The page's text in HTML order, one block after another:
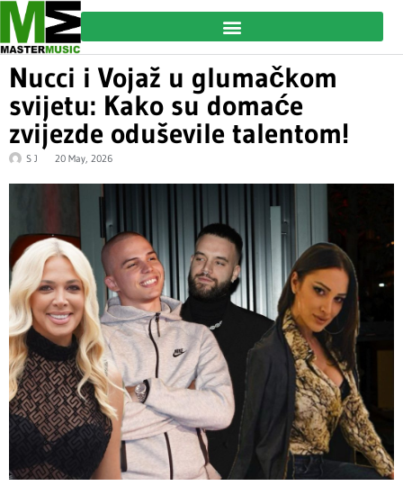
Nucci i Vojaž u glumačkom
svijetu: Kako su domaće
zvijezde oduševile talentom!
S J 20 May, 2026